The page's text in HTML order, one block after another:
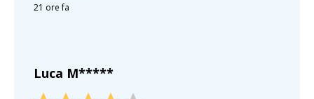
21 ore fa
Luca M*****